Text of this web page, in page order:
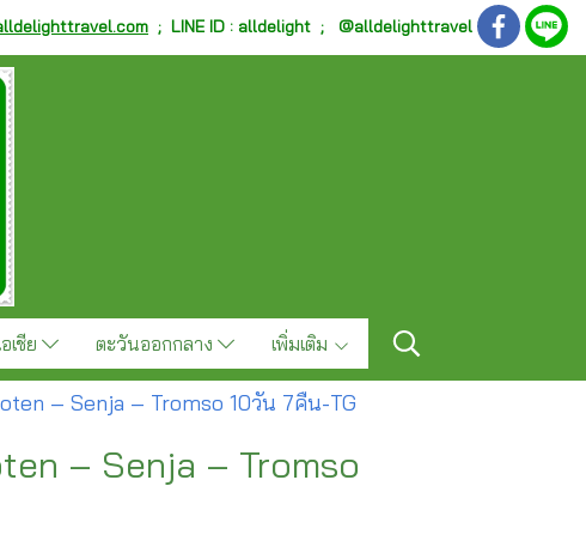
; LINE ID : alldelight ; @alldelighttravel
อเชีย ตะวันออกกลาง เพิ่มเติม
– Senja – Tromso 10วัน 7คืน-TG
– Senja – Tromso